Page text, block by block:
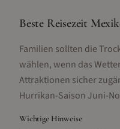
Beste Reisezeit
Familien sollten die
wählen, wenn das
Attraktionen sicher
Hurrikan-Saison Juni-
Wichtige Hinweise